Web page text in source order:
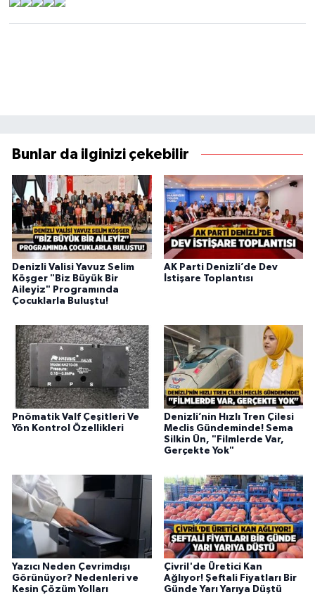
Bunlar da ilginizi çekebilir
Denizli Valisi Yavuz Selim
Köşger "Biz Büyük Bir
Aileyiz" Programında
Çocuklarla Buluştu!
AK Parti Denizli’de Dev
İstişare Toplantısı
Pnömatik Valf Çeşitleri Ve
Yön Kontrol Özellikleri
Denizli’nin Hızlı Tren Çilesi
Meclis Gündeminde! Sema
Silkin Ün, "Filmlerde Var,
Gerçekte Yok"
Yazıcı Neden Çevrimdışı
Görünüyor? Nedenleri ve
Kesin Çözüm Yolları
Çivril'de Üretici Kan
Ağlıyor! Şeftali Fiyatları Bir
Günde Yarı Yarıya Düştü